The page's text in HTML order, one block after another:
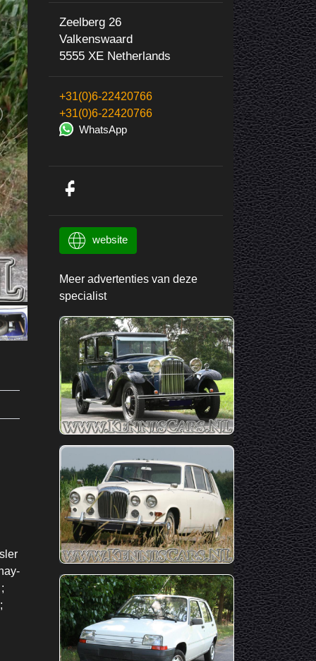
Zeelberg 26
Valkenswaard
5555 XE Netherlands
+31(0)6-22420766
+31(0)6-22420766
WhatsApp
website
Meer advertenties van deze
specialist